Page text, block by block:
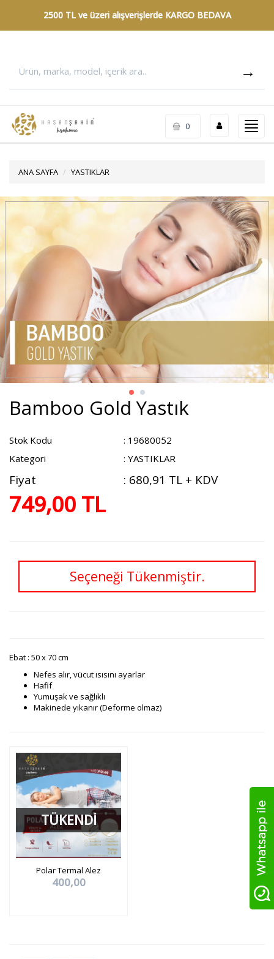
2500 TL ve üzeri alışverişlerde KARGO BEDAVA
0
ANA SAYFA YASTIKLAR
Bamboo Gold Yastık
Stok Kodu
: 19680052
Kategori
: YASTIKLAR
Fiyat : 680,91 TL + KDV
749,00 TL
Seçeneği Tükenmiştir.
Ebat : 50 x 70 cm
Nefes alır, vücut ısısını ayarlar
Hafif
Yumuşak ve sağlıklı
Makinede yıkanır (Deforme olmaz)
TÜKENDİ
Polar Termal Alez
400,00